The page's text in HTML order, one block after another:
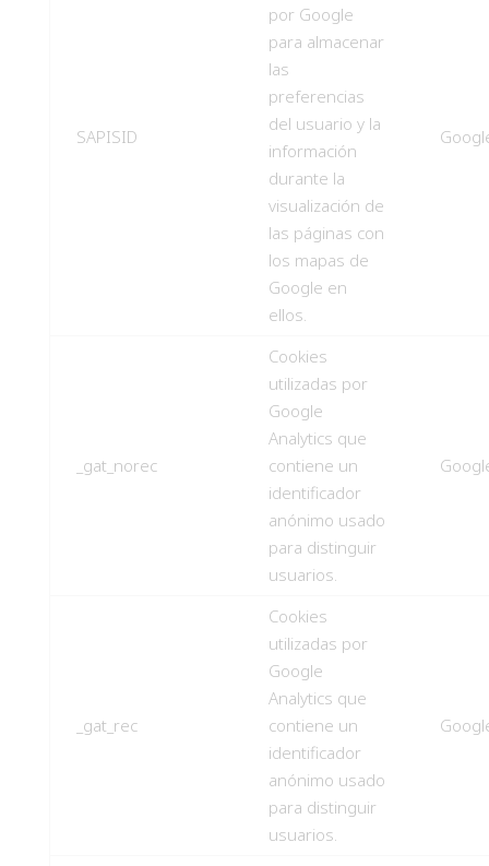
SAPISID
por Google
para almacenar
las
preferencias
del usuario y la
información
durante la
visualización de
las páginas con
los mapas de
Google en
ellos.
_gat_norec
Cookies
utilizadas por
Google
Analytics que
contiene un
identificador
anónimo usado
para distinguir
usuarios.
_gat_rec
Cookies
utilizadas por
Google
Analytics que
contiene un
identificador
anónimo usado
para distinguir
usuarios.